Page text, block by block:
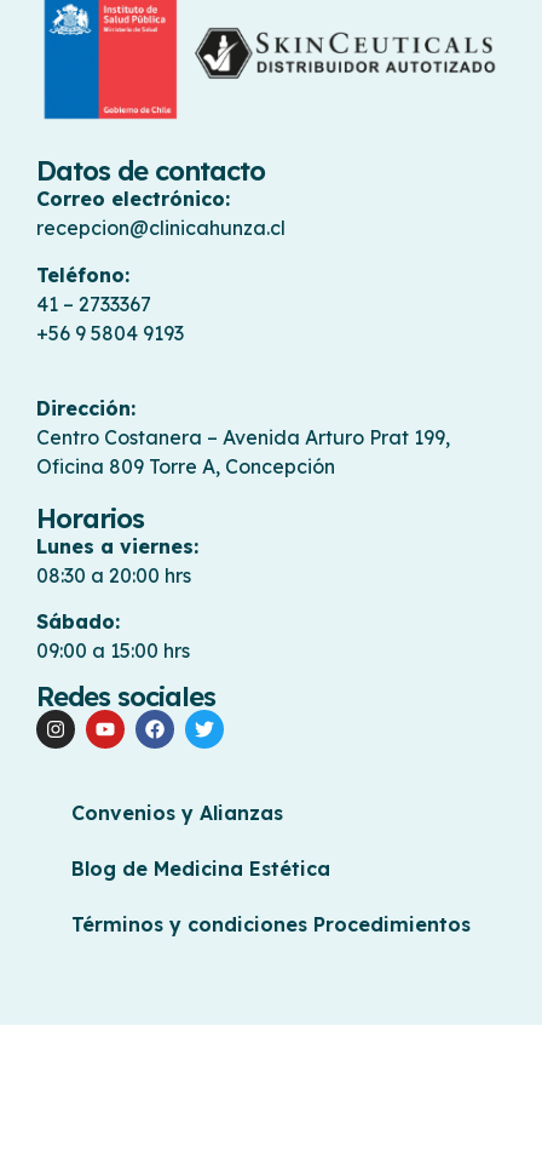
Datos de contacto
Correo electrónico:
recepcion@clinicahunza.cl
Teléfono:
41 – 2733367
+56 9 5804 9193
Dirección:
Centro Costanera – Avenida Arturo Prat 199,
Oficina 809 Torre A, Concepción
Horarios
Lunes a viernes:
08:30 a 20:00 hrs
Sábado:
09:00 a 15:00 hrs
Redes sociales
Convenios y Alianzas
Blog de Medicina Estética
Términos y condiciones Procedimientos